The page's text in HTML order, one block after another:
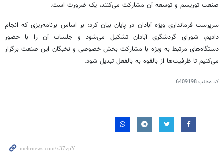
صنعت توریسم و توسعه آن مشارکت می‌کنند، یک ضرورت است.
سرپرست فرمانداری ویژه آبادان در پایان بیان کرد: بر اساس برنامه‌ریزی که انجام
دادیم، شورای گردشگری آبادان تشکیل می‌شود و جلسات آن را با حضور
دستگاه‌های مرتبط به ویژه با مشارکت بخش خصوصی و نخبگان این صنعت برگزار
می‌کنیم تا ظرفیت‌ها از بالقوه به بالفعل تبدیل شود.
کد مطلب6409198